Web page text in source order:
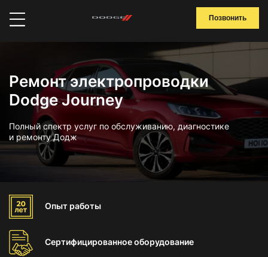
Позвонить
Ремонт электропроводки
Dodge Journey
Полный спектр услуг по обслуживанию, диагностике
и ремонту Додж
Опыт работы
Сертифицированноеоборудование